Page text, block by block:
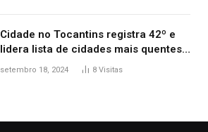
Cidade no Tocantins registra 42º e
lidera lista de cidades mais quentes
do país, diz Inmet
setembro 18, 2024 8 Visitas